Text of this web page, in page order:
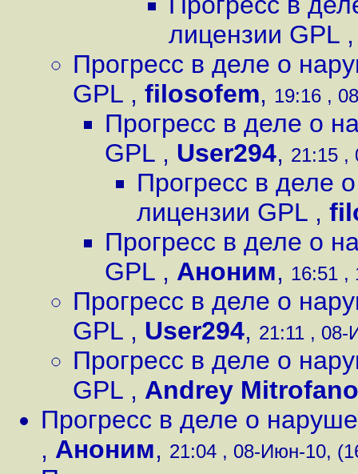
лицензии GPL
Прогресс в деле о
GPL , filosofem, 19:16 ,
Прогресс в деле о
GPL , User294, 21:15 ,
Прогресс в деле
лицензии GPL ,
Прогресс в деле о
GPL , Аноним, 16:51 ,
Прогресс в деле о
GPL , User294, 21:11 ,
Прогресс в деле о
GPL , Andrey
Прогресс в деле о
, Аноним, 21:04 , 08-Июн-10,